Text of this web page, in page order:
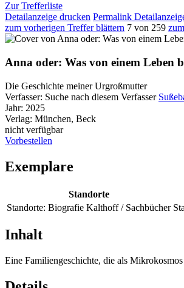
Zur Trefferliste
Detailanzeige drucken Permalink
zum vorherigen Treffer blättern 7 von 259
Anna oder: Was von einem Leben
Die Geschichte meiner Urgroßmutter
Verfasser: Suche nach diesem Verfasser
Jahr: 2025
Verlag: München, Beck
nicht verfügbar
Vorbestellen
Exemplare
Standorte
Standorte: Biografie Kalthoff / Sachbücher
Inhalt
Eine Familiengeschichte, die als